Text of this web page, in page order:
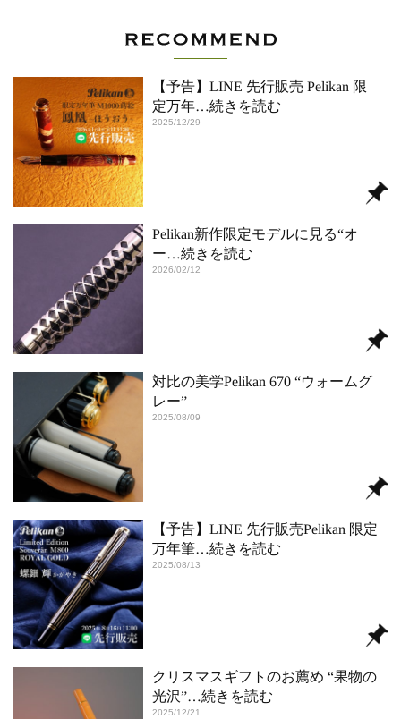
【予告】LINE 先行販売 Pelikan 限
定万年…続きを読む
2025/12/29
Pelikan新作限定モデルに見る“オ
ー…続きを読む
2026/02/12
対比の美学Pelikan 670 “ウォームグ
レー”
2025/08/09
【予告】LINE 先行販売Pelikan 限定
万年筆…続きを読む
2025/08/13
クリスマスギフトのお薦め “果物の
光沢”…続きを読む
2025/12/21